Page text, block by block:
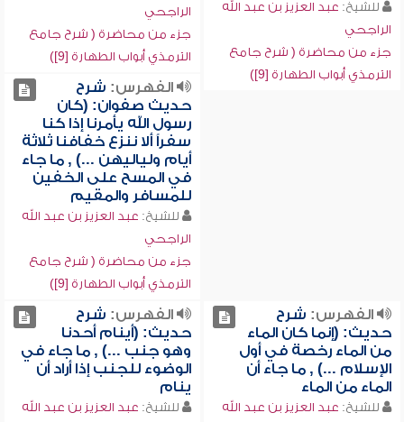
للشيخ: عبد العزيز بن عبد الله
الراجحي
جزء من محاضرة ( شرح جامع
الترمذي أبواب الطهارة [9])
الراجحي
جزء من محاضرة ( شرح جامع
الترمذي أبواب الطهارة [9])
الفهرس: شرح
حديث صفوان: (كان
رسول الله يأمرنا إذا كنا
سفراً ألا ننزع خفافنا ثلاثة
أيام ولياليهن ...) , ما جاء
في المسح على الخفين
للمسافر والمقيم
للشيخ: عبد العزيز بن عبد الله
الراجحي
جزء من محاضرة ( شرح جامع
الترمذي أبواب الطهارة [9])
الفهرس: شرح
حديث: (إنما كان الماء
من الماء رخصة في أول
الإسلام ...) , ما جاء أن
الماء من الماء
للشيخ: عبد العزيز بن عبد الله
الفهرس: شرح
حديث: (أينام أحدنا
وهو جنب ...) , ما جاء في
الوضوء للجنب إذا أراد أن
ينام
للشيخ: عبد العزيز بن عبد الله